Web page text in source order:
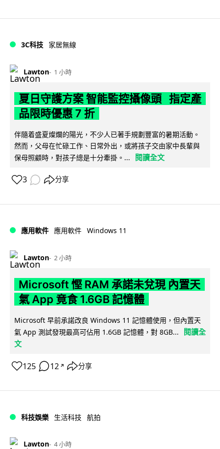
3C科技 家居無線
Lawton 1 小時
夏日守護方案 智能監控攝像頭 指定產
品限時優惠 7 折
伴隨着盛夏燦爛的陽光，不少人已著手規劃豐富的暑期活動。
然而，父母在忙碌工作、日常外出，或將孩子交由家中長輩與
保母照顧時，對孩子總是十分牽掛。...
閱讀全文
3 分享
應用軟件 應用軟件 Windows 11
Lawton 2 小時
Microsoft 慳 RAM 承諾未兌現 內置天
氣 App 竟食 1.6GB 記憶體
Microsoft 早前承諾改良 Windows 11 記憶體使用，但內置天
氣 App 測試發現最高可佔用 1.6GB 記憶體，對 8GB...
閱讀全
文
125 12 ↗ 分享
科技娛樂 生活科技 航拍
Lawton 4 小時